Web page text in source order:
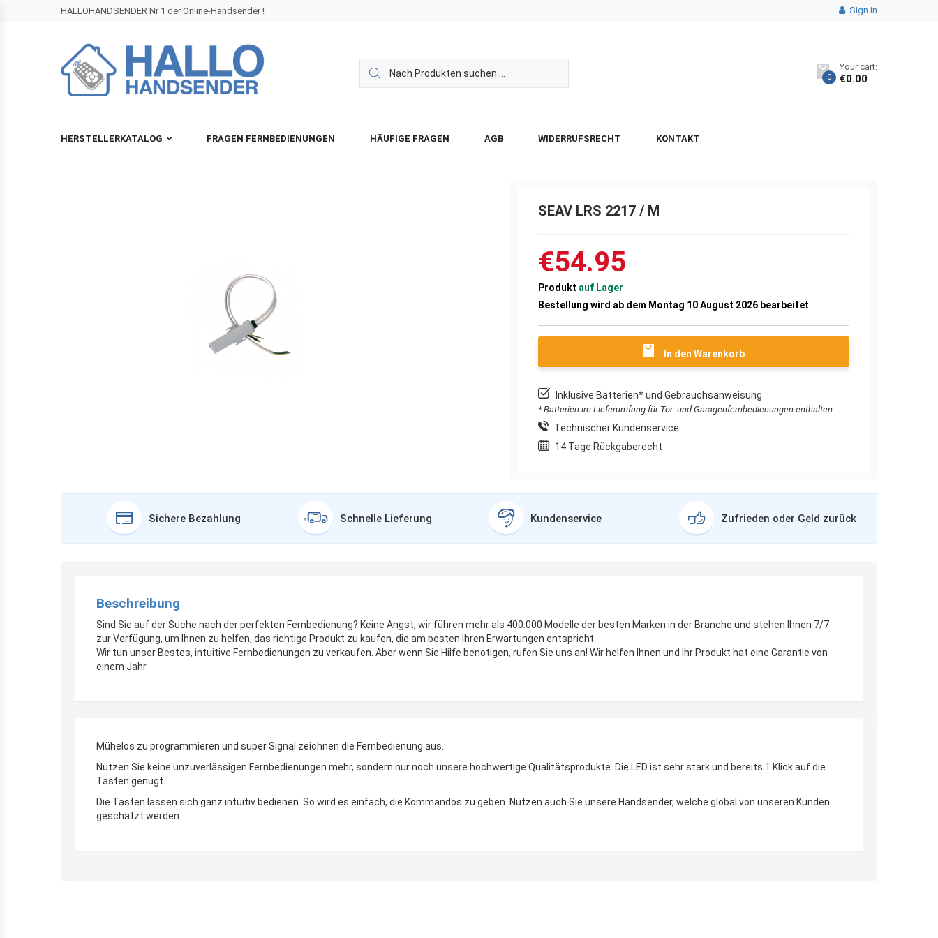
HALLOHANDSENDER Nr 1 der Online-Handsender ! Sign in
0
Your cart:
€0.00
HERSTELLERKATALOG FRAGEN FERNBEDIENUNGEN HÄUFIGE FRAGEN AGB WIDERRUFSRECHT KONTAKT
SEAV LRS 2217 / M
€54.95
Produkt auf Lager
Bestellung wird ab dem Montag 10 August 2026 bearbeitet
In den Warenkorb
Inklusive Batterien* und Gebrauchsanweisung
* Batterien im Lieferumfang für Tor- und Garagenfernbedienungen enthalten.
Technischer Kundenservice
14 Tage Rückgaberecht
Sichere Bezahlung Schnelle Lieferung Kundenservice Zufrieden oder Geld zurück
Beschreibung
Sind Sie auf der Suche nach der perfekten Fernbedienung? Keine Angst, wir führen mehr als 400.000 Modelle der besten Marken in der Branche und stehen Ihnen 7/7
zur Verfügung, um Ihnen zu helfen, das richtige Produkt zu kaufen, die am besten Ihren Erwartungen entspricht.
Wir tun unser Bestes, intuitive Fernbedienungen zu verkaufen. Aber wenn Sie Hilfe benötigen, rufen Sie uns an! Wir helfen Ihnen und Ihr Produkt hat eine Garantie von
einem Jahr.
Mühelos zu programmieren und super Signal zeichnen die Fernbedienung aus.
Nutzen Sie keine unzuverlässigen Fernbedienungen mehr, sondern nur noch unsere hochwertige Qualitätsprodukte. Die LED ist sehr stark und bereits 1 Klick auf die
Tasten genügt.
Die Tasten lassen sich ganz intuitiv bedienen. So wird es einfach, die Kommandos zu geben. Nutzen auch Sie unsere Handsender, welche global von unseren Kunden
geschätzt werden.